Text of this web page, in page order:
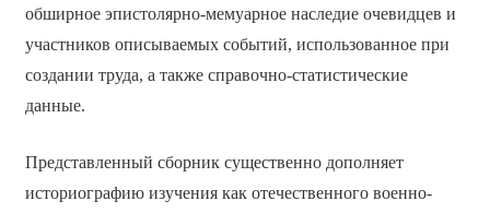
обширное эпистолярно-мемуарное наследие очевидцев и
участников описываемых событий, использованное при
создании труда, а также справочно-статистические
данные.
Представленный сборник существенно дополняет
историографию изучения как отечественного военно-